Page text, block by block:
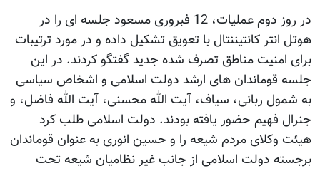
در روز دوم عملیات، 12 فبروری مسعود جلسه ای را در
هوتل انتر کانتیننتال با تعویق تشکیل داده و در مورد ترتیبات
برای امنیت مناطق تصرف شده جدید گفتگو کردند. در این
جلسه قوماندان های ارشد دولت اسلامی و اشخاص سیاسی
به شمول ربانی، سیاف، آیت الله محسنی، آیت الله فاضل، و
جنرال فهیم حضور یافته بودند. دولت اسلامی طلب کرد
هیئت وکلای مردم شیعه را و حسین انوری به عنوان قوماندان
برجسته دولت اسلامی از جانب غیر نظامیان شیعه تحت